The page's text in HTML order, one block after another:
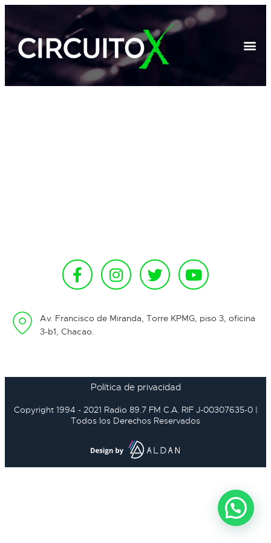
Av. Francisco de Miranda, Torre KPMG, piso 3, oficina
3-b1, Chacao.
Política de privacidad
Copyright 1994 - 2021 Radio 89.7 FM C.A. RIF J-00307635-0 |
Todos los Derechos Reservados